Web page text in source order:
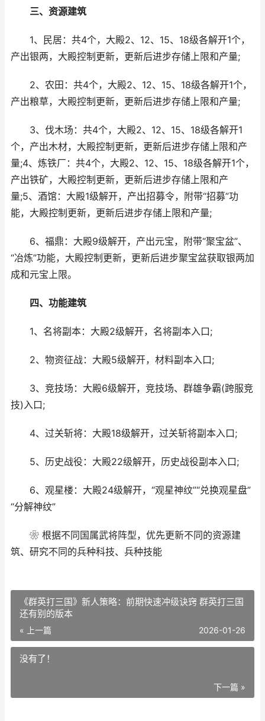
三、资源建筑
1、民居：共4个，大殿2、12、15、18级各解开1个，
产出银两，大殿控制更新，更新后进步存储上限和产量;
2、农田：共4个，大殿2、12、15、18级各解开1个，
产出粮草，大殿控制更新，更新后进步存储上限和产量;
3、伐木场：共4个，大殿2、12、15、18级各解开1
个，产出木材，大殿控制更新，更新后进步存储上限和产
量;4、炼铁厂：共4个，大殿2、12、15、18级各解开1个，
产出铁矿，大殿控制更新，更新后进步存储上限和产
量;5、酒馆：大殿1级解开，产出招募令，附带“招募”功
能，大殿控制更新，更新后进步存储上限和产量;
6、福鼎：大殿9级解开，产出元宝，附带“聚宝盆”、
“冶炼”功能，大殿控制更新，更新后进步聚宝盆获取银两加
成和元宝上限。
四、功能建筑
1、名将副本：大殿2级解开，名将副本入口;
2、物资征战：大殿5级解开，材料副本入口;
3、竞技场：大殿6级解开，竞技场、群雄争霸(跨服竞
技)入口;
4、过关斩将：大殿18级解开，过关斩将副本入口;
5、历史战役：大殿22级解开，历史战役副本入口;
6、观星楼：大殿24级解开，“观星神纹”“兑换观星盘”
“分解神纹”
❀ 根据不同国属武将阵型，优先更新不同的资源建
筑、研究不同的兵种科技、兵种技能
《群英打三国》新人策略：前期快速冲级诀窍 群英打三国
还有别的版本
« 上一篇 2026-01-26
没有了！
下一篇 »